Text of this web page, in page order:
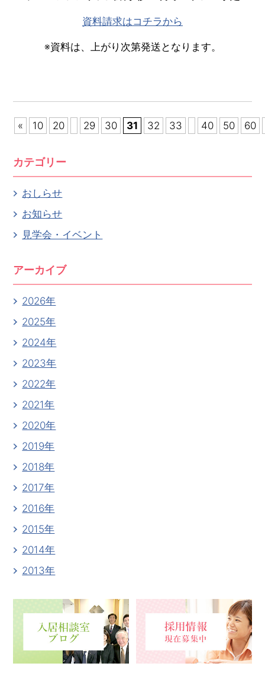
資料請求はコチラから
※資料は、上がり次第発送となります。
« 10 20 29 30 31 32 33 40 50 60
カテゴリー
おしらせ
お知らせ
見学会・イベント
アーカイブ
2026年
2025年
2024年
2023年
2022年
2021年
2020年
2019年
2018年
2017年
2016年
2015年
2014年
2013年